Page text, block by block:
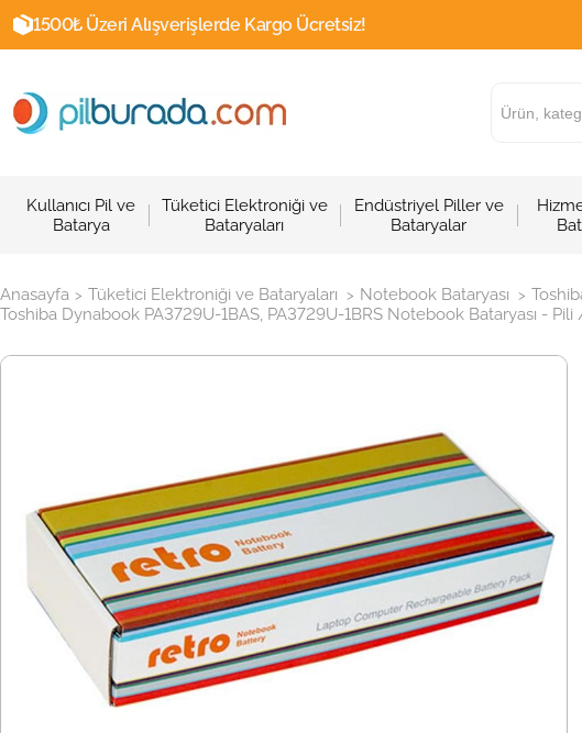
1500₺ Üzeri Alışverişlerde Kargo Ücretsiz!
Kullanıcı Pil ve
Batarya
Tüketici Elektroniği ve
Bataryaları
Endüstriyel Piller ve
Bataryalar
Anasayfa > Tüketici Elektroniği ve Bataryaları > Notebook Bataryası >
Toshiba Dynabook PA3729U-1BAS, PA3729U-1BRS Notebook Bataryası -